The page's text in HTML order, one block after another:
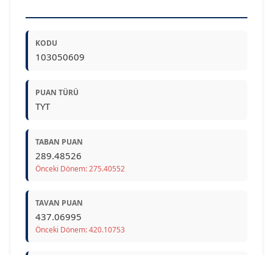
KODU
103050609
PUAN TÜRÜ
TYT
TABAN PUAN
289.48526
Önceki Dönem: 275.40552
TAVAN PUAN
437.06995
Önceki Dönem: 420.10753